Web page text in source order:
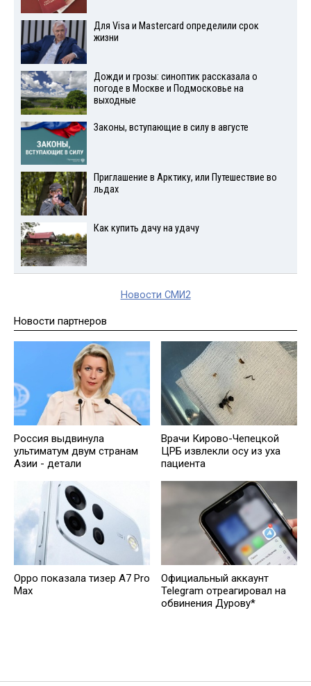
Для Visа и Mastercard определили срок
жизни
Дожди и грозы: синоптик рассказала о
погоде в Москве и Подмосковье на
выходные
Законы, вступающие в силу в августе
Приглашение в Арктику, или Путешествие во
льдах
Как купить дачу на удачу
Новости СМИ2
Новости партнеров
Россия выдвинула
ультиматум двум странам
Азии - детали
Врачи Кирово-Чепецкой
ЦРБ извлекли осу из уха
пациента
Oppo показала тизер A7 Pro
Max
Официальный аккаунт
Telegram отреагировал на
обвинения Дурову*